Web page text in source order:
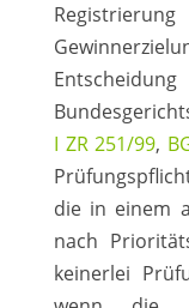
I ZR 251/99,
die in einem
nach
keinerlei